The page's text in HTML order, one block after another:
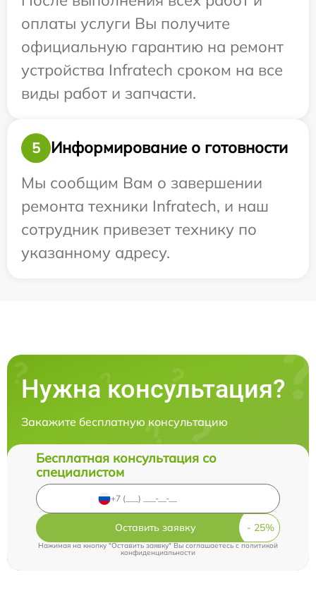
оплаты услуги Вы получите
официальную гарантию на ремонт
устройства Infratech сроком на все
виды работ и запчасти.
5
Информирование о готовности
Мы сообщим Вам о завершении
ремонта техники Infratech, и наш
сотрудник привезет технику по
указанному адресу.
Нужна консультация?
Закажите бесплатную консультацию
Бесплатная консультация со
специалистом
Оставить заявку
Нажимая на кнопку "Оставить заявку" Вы соглашаетесь cполитикой
конфиденциальности